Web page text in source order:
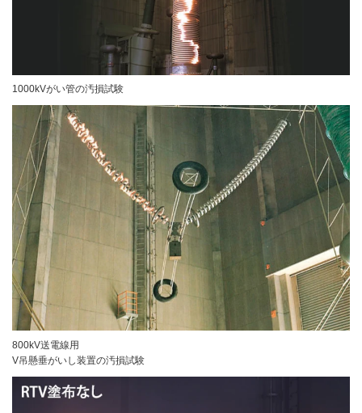
1000kVがい管の汚損試験
800kV送電線用
V吊懸垂がいし装置の汚損試験